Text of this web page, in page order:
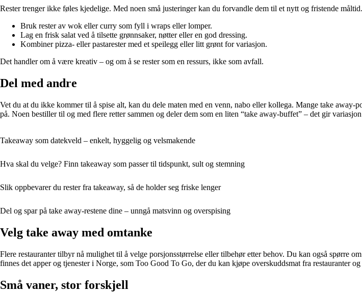
Rester trenger ikke føles kjedelige. Med noen små justeringer kan du forvandle dem til et nytt og fristende måltid.
Bruk rester av wok eller curry som fyll i wraps eller lomper.
Lag en frisk salat ved å tilsette grønnsaker, nøtter eller en god dressing.
Kombiner pizza- eller pastarester med et speilegg eller litt grønt for variasjon.
Det handler om å være kreativ – og om å se rester som en ressurs, ikke som avfall.
Del med andre
Vet du at du ikke kommer til å spise alt, kan du dele maten med en venn, nabo eller kollega. Mange take
på. Noen bestiller til og med flere retter sammen og deler dem som en liten “take away-buffet” – det gir
Takeaway som datekveld – enkelt, hyggelig og velsmakende
Hva skal du velge? Finn takeaway som passer til tidspunkt, sult og stemning
Slik oppbevarer du rester fra takeaway, så de holder seg friske lenger
Del og spar på take away-restene dine – unngå matsvinn og overspising
Velg take away med omtanke
Flere restauranter tilbyr nå mulighet til å velge porsjonsstørrelse eller tilbehør etter behov. Du kan også spørre
finnes det apper og tjenester i Norge, som Too Good To Go, der du kan kjøpe overskuddsmat fra restauranter
Små vaner, stor forskjell